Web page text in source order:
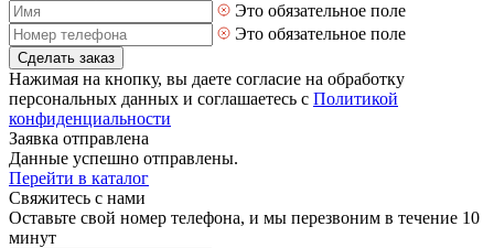
Это обязательное поле
Это обязательное поле
Сделать заказ
Нажимая на кнопку, вы даете согласие на обработку
персональных данных и соглашаетесь с Политикой
конфиденциальности
Заявка отправлена
Данные успешно отправлены.
Перейти в каталог
Свяжитесь с нами
Оставьте свой номер телефона, и мы перезвоним в течение 10
минут